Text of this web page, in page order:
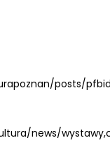
posts/
news/